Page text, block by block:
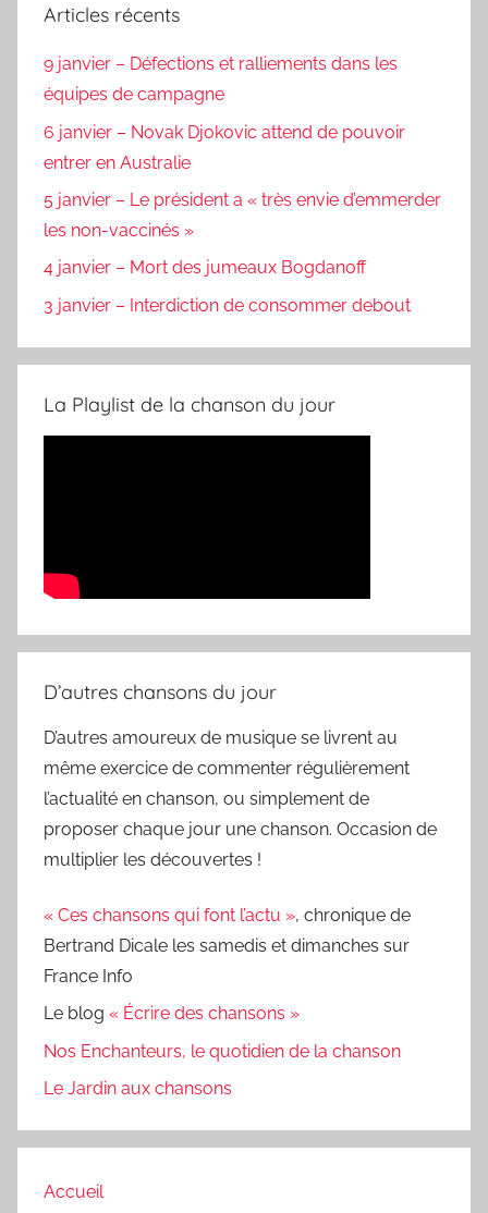
Articles récents
9 janvier – Défections et ralliements dans les
équipes de campagne
6 janvier – Novak Djokovic attend de pouvoir
entrer en Australie
5 janvier – Le président a « très envie d’emmerder
les non-vaccinés »
4 janvier – Mort des jumeaux Bogdanoff
3 janvier – Interdiction de consommer debout
La Playlist de la chanson du jour
D’autres chansons du jour
D’autres amoureux de musique se livrent au
même exercice de commenter régulièrement
l’actualité en chanson, ou simplement de
proposer chaque jour une chanson. Occasion de
multiplier les découvertes !
« Ces chansons qui font l’actu », chronique de
Bertrand Dicale les samedis et dimanches sur
France Info
Le blog « Écrire des chansons »
Nos Enchanteurs, le quotidien de la chanson
Le Jardin aux chansons
Accueil